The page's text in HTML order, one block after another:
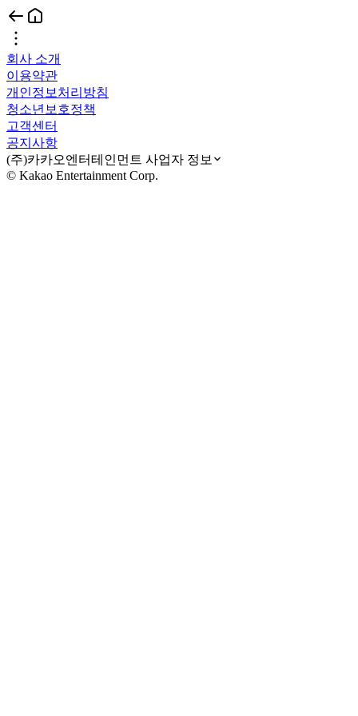
회사 소개
이용약관
개인정보처리방침
청소년보호정책
고객센터
공지사항
(주)카카오엔터테인먼트 사업자 정보
© Kakao Entertainment Corp.